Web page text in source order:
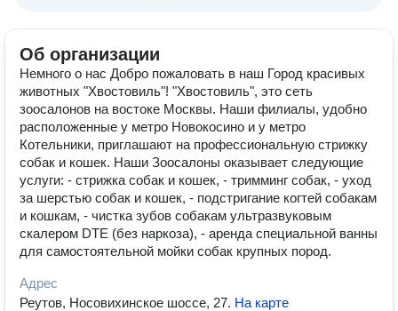
Об организации
Немного о нас Добро пожаловать в наш Город красивых
животных "Хвостовиль"! "Хвостовиль", это сеть
зоосалонов на востоке Москвы. Наши филиалы, удобно
расположенные у метро Новокосино и у метро
Котельники, приглашают на профессиональную стрижку
собак и кошек. Наши Зоосалоны оказывает следующие
услуги: - стрижка собак и кошек, - тримминг собак, - уход
за шерстью собак и кошек, - подстригание когтей собакам
и кошкам, - чистка зубов собакам ультразвуковым
скалером DTE (без наркоза), - аренда специальной ванны
для самостоятельной мойки собак крупных пород.
Адрес
Реутов, Носовихинское шоссе, 27. На карте